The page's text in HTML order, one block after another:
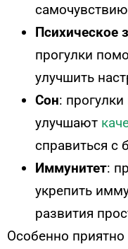
Психическое
прогулки
улучшить
Сон:
улучшают
справиться с
Иммунитет:
укрепить
развития
Особенно приятно